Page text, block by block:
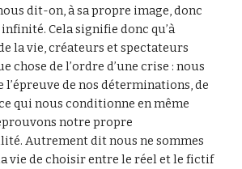
dit-on, à sa propre image, donc
Cela signifie donc qu’à
la vie, créateurs et spectateurs
chose de l’ordre d’une crise : nous
l’épreuve de nos déterminations, de
qui nous conditionne en même
notre propre
Autrement dit nous ne sommes
vie de choisir entre le réel et le fictif